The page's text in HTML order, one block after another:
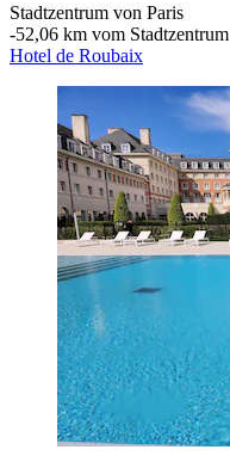
Stadtzentrum von Paris
‐52,06 km vom Stadtzentrum
Hotel de Roubaix